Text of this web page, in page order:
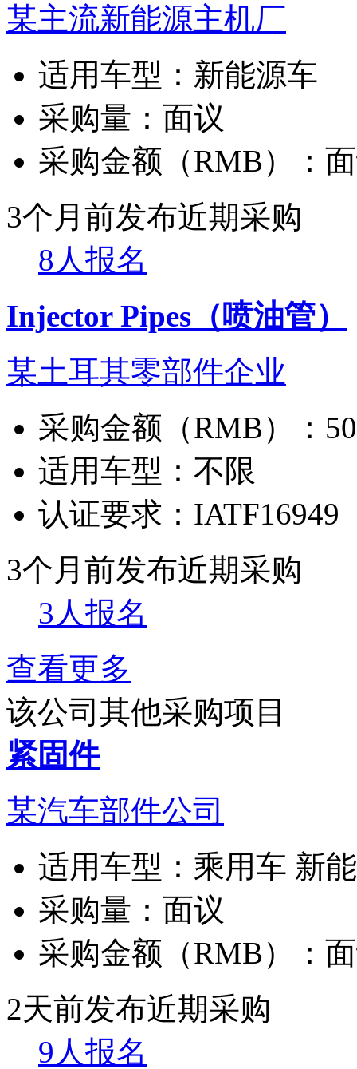
某主流新能源主机厂
适用车型： 新能源车
采购量： 面议
采购金额（RMB）：
3个月前发布近期采购
8人报名
Injector Pipes（喷油管）
某土耳其零部件企业
采购金额（RMB）：
适用车型： 不限
认证要求： IATF16949
3个月前发布近期采购
3人报名
查看更多
该公司其他采购项目
紧固件
某汽车部件公司
适用车型： 乘用车 新
采购量： 面议
采购金额（RMB）：
2天前发布近期采购
9人报名